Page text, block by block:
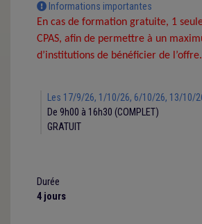
Informations importantes
En cas de formation gratuite, 1
CPAS, afin de permettre à un
d’institutions de bénéficier de l’offre.
Les 17/9/26, 1/10/26, 6/10/26, 13/10/
De 9h00 à 16h30 (COMPLET)
GRATUIT
Durée
4 jours